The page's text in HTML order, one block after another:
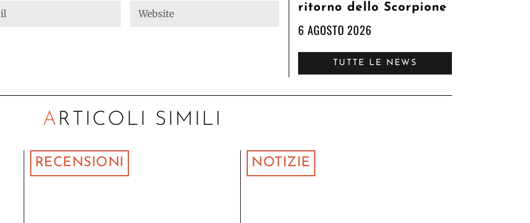
ritorno dello Scorpione
6 AGOSTO 2026
TUTTE LE NEWS
ARTICOLI SIMILI
RECENSIONI NOTIZIE